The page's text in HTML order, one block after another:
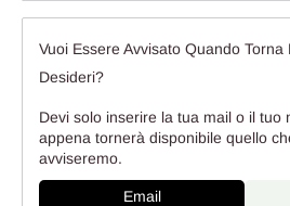
Vuoi Essere Avvisato Quando
Desideri?
Devi solo inserire la tua mail o il tuo
appena tornerà disponibile quello
avviseremo.
Email